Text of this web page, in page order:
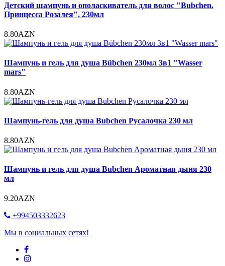
Детский шампунь и ополаскиватель для волос "Bubchen.
Принцесса Розалея", 230мл
8.80AZN
Шампунь и гель для душа Bübchen 230мл 3в1 "Wasser
mars"
8.80AZN
Шампунь-гель для душа Bubchen Русалочка 230 мл
8.80AZN
Шампунь и гель для душа Bubchen Ароматная дыня 230
мл
9.20AZN
+994503332623
Мы в социальных сетях!